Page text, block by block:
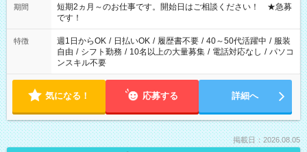
い」など ご希望にあったお仕事をご案内いたします。 ※未経験
の方の場合は1～2ヶ月間は日中での仕事を経験いただき、 お
仕事に慣れてからの夜勤になります。 ★家庭の都合でお休みが
必要な場合も遠慮なくご相談ください。
期間
短期2ヵ月～のお仕事です。開始日はご相談ください！ ★急募
です！
特徴 週1日からOK / 日払いOK / 履歴書不要 / 40～50代活躍中 / 服装
自由 / シフト勤務 / 10名以上の大量募集 / 電話対応なし / パソコ
ンスキル不要
気になる！ 応募する 詳細へ
掲載日：2026.08.05